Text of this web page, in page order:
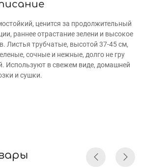
ценится за продолжительный
раннее отрастание зелени и высокое
Листья трубчатые, высотой 37-45 см,
сочные и нежные, долго не гру
Используют в свежем виде, домашней
и сушки.